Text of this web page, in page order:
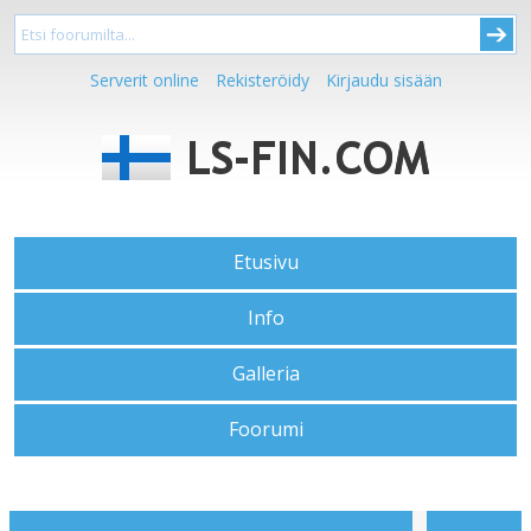
Serverit online Rekisteröidy Kirjaudu sisään
Etusivu
Info
Galleria
Foorumi